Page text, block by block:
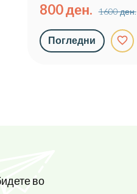
800 ден.
1600 ден.
Погледни favorite_border
во